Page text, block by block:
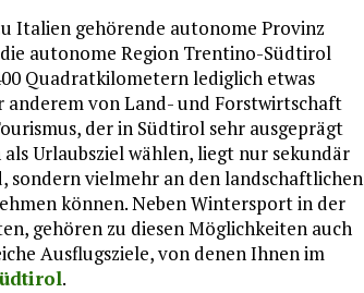
Italien gehörende autonome Provinz
autonome Region Trentino-Südtirol
Quadratkilometern lediglich etwas
anderem von Land- und Forstwirtschaft
der in Südtirol sehr ausgeprägt
Urlaubsziel wählen, liegt nur sekundär
sondern vielmehr an den landschaftlichen
können. Neben Wintersport in der
gehören zu diesen Möglichkeiten auch
Ausflugsziele, von denen Ihnen im
.